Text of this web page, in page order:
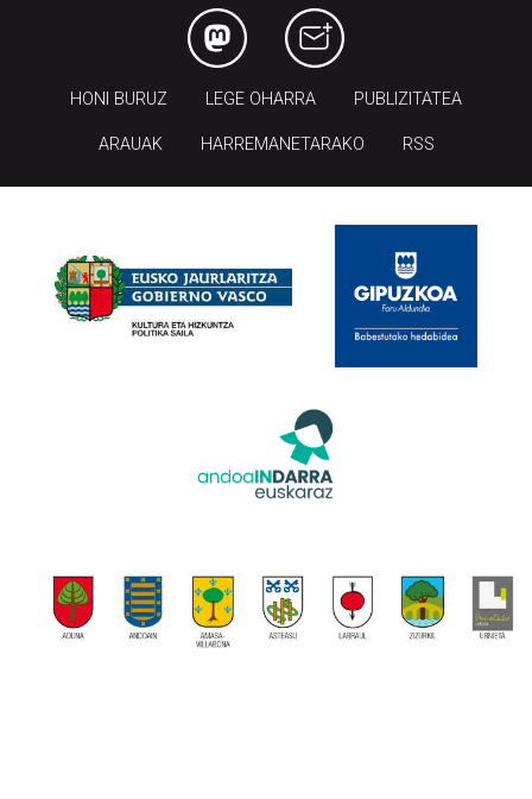
HONI BURUZ LEGE OHARRA PUBLIZITATEA
ARAUAK HARREMANETARAKO RSS